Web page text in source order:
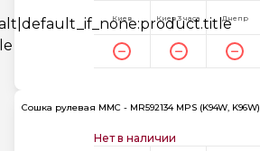
Киев Киев 3 часа Днепр
Сошка рулевая MMC - MR592134 MPS (K94W, K96W)
Нет в наличии